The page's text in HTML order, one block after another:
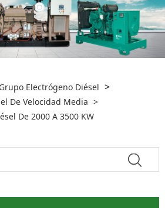
Grupo Electrógeno Diésel >
De Velocidad Media >
De 2000 A 3500 KW